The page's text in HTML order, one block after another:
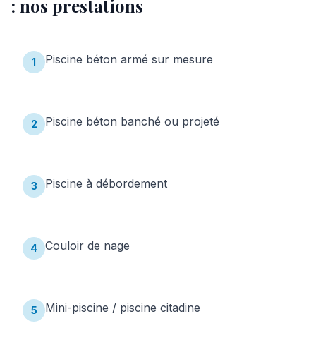
: nos prestations
1 Piscine béton armé sur mesure
2 Piscine béton banché ou projeté
3 Piscine à débordement
4 Couloir de nage
5 Mini-piscine / piscine citadine